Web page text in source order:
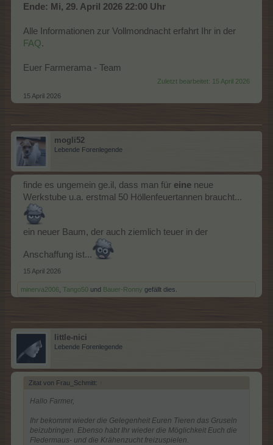
Ende: Mi, 29. April 2026 22:00 Uhr
Alle Informationen zur Vollmondnacht erfahrt Ihr in der
FAQ.
Euer Farmerama - Team
Zuletzt bearbeitet: 15 April 2026
15 April 2026
mogli52
Lebende Forenlegende
finde es ungemein ge.il, dass man für eine neue
Werkstube u.a. erstmal 50 Höllenfeuertannen braucht...
ein neuer Baum, der auch ziemlich teuer in der
Anschaffung ist...
15 April 2026
minerva2006 Tango50 und Bauer-Ronny gefällt dies.
little-nici
Lebende Forenlegende
Zitat von Frau_Schmitt: ↑
Hallo Farmer,
Ihr bekommt wieder die Gelegenheit Euren Tieren das Gruseln
beizubringen. Ebenso habt Ihr wieder die Möglichkeit Euch die
Fledermaus- und die Krähenzucht freizuspielen.